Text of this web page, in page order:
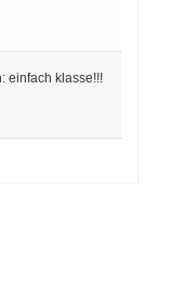
einfach klasse!!!